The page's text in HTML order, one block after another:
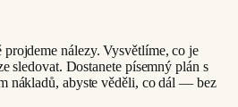
nálezy. Vysvětlíme, co je
sledovat. Dostanete písemný plán s
nákladů, abyste věděli, co dál — bez